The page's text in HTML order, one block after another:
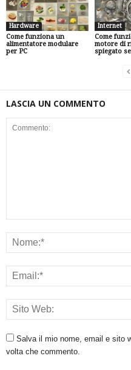
Hardware
Come funziona un
alimentatore modulare
per PC
Internet
Come
motore di
spiegato
LASCIA UN COMMENTO
Salva il mio nome, email e sito
volta che commento.